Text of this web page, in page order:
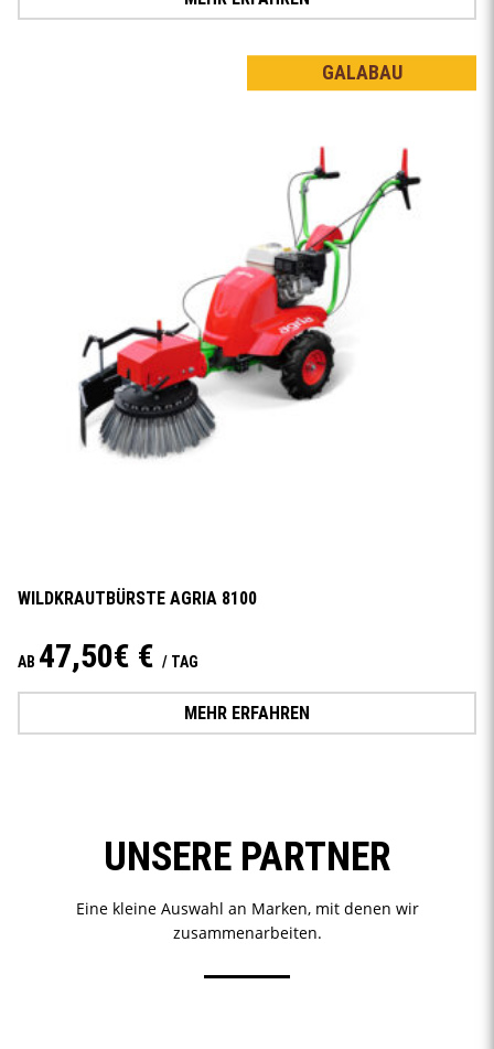
GALABAU
WILDKRAUTBÜRSTE AGRIA 8100
AB 47,50€ € / TAG
MEHR ERFAHREN
UNSERE PARTNER
Eine kleine Auswahl an Marken, mit denen wir
zusammenarbeiten.